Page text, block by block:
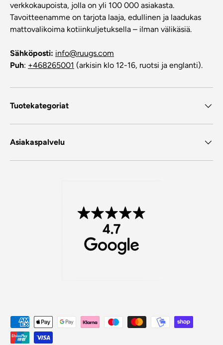
verkkokaupoista, jolla on yli 100 000 asiakasta.
Tavoitteenamme on tarjota laaja, edullinen ja laadukas
mattovalikoima kotiinkuljetuksella – ilman välikäsiä.
Sähköposti: info@ruugs.com
Puh: +468265001 (arkisin klo 12-16, ruotsi ja englanti).
Tuotekategoriat
Asiakaspalvelu
Maksutavat